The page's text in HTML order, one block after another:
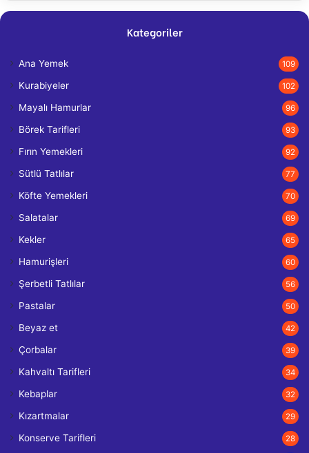
Kategoriler
Ana Yemek 109
Kurabiyeler 102
Mayalı Hamurlar 96
Börek Tarifleri 93
Fırın Yemekleri 92
Sütlü Tatlılar 77
Köfte Yemekleri 70
Salatalar 69
Kekler 65
Hamurişleri 60
Şerbetli Tatlılar 56
Pastalar 50
Beyaz et 42
Çorbalar 39
Kahvaltı Tarifleri 34
Kebaplar 32
Kızartmalar 29
Konserve Tarifleri 28